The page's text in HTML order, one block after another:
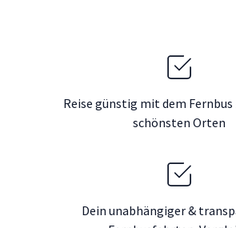
Reise günstig mit dem Fernbus
schönsten Orten
Dein unabhängiger &